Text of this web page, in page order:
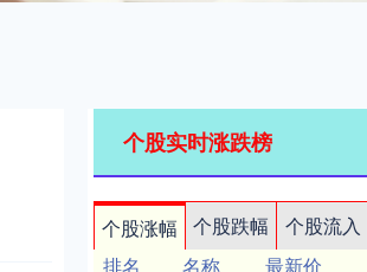
个股实时涨跌榜
个股涨幅 个股跌幅 个股流入
排名
名称 最新价